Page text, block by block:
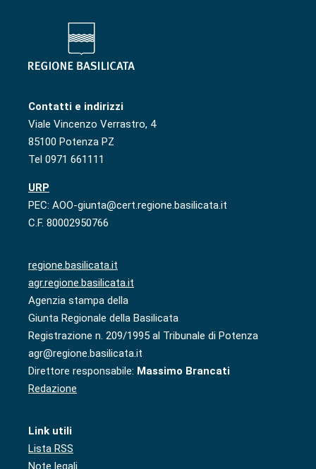
Contatti e indirizzi
Viale Vincenzo Verrastro, 4
85100 Potenza PZ
Tel 0971 661111
URP
PEC: AOO-giunta@cert.regione.basilicata.it
C.F. 80002950766
regione.basilicata.it
agr.regione.basilicata.it
Agenzia stampa della
Giunta Regionale della Basilicata
Registrazione n. 209/1995 al Tribunale di Potenza
agr@regione.basilicata.it
Direttore responsabile: Massimo Brancati
Redazione
Link utili
Lista RSS
Note legali